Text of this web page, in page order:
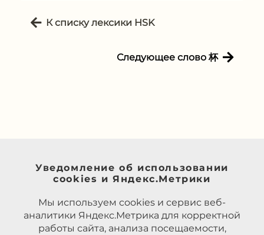
К списку лексики HSK
Следующее слово 杯
Уведомление об использовании
cookies и Яндекс.Метрики
Мы используем cookies и сервис веб-
аналитики Яндекс.Метрика для корректной
работы сайта, анализа посещаемости,